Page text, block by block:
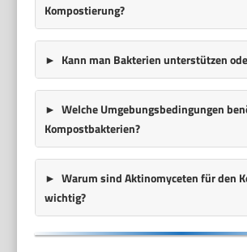
Kompostierung?
Kann man Bakterien unterstützen
Welche Umgebungsbedingungen
Kompostbakterien?
Warum sind Aktinomyceten für den
wichtig?